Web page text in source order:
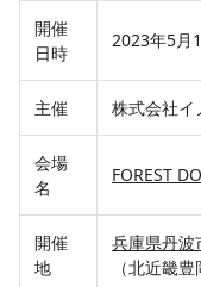
開催
日時
2023年5
主催 株式会社イ
会場
名
FOREST
開催
地
兵庫県丹波
（北近畿